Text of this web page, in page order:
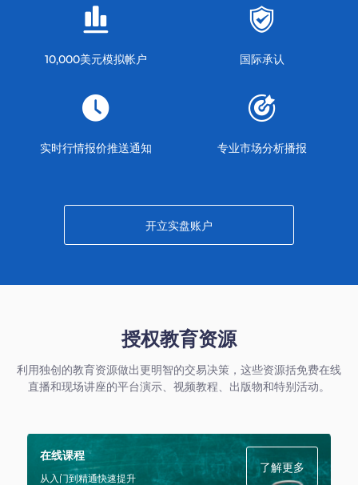
10,000美元模拟帐户 国际承认
实时行情报价推送通知 专业市场分析播报
开立实盘账户
授权教育资源
利用独创的教育资源做出更明智的交易决策，这些资源括免费在线
直播和现场讲座的平台演示、视频教程、出版物和特别活动。
在线课程
从入门到精通快速提升
了解更多